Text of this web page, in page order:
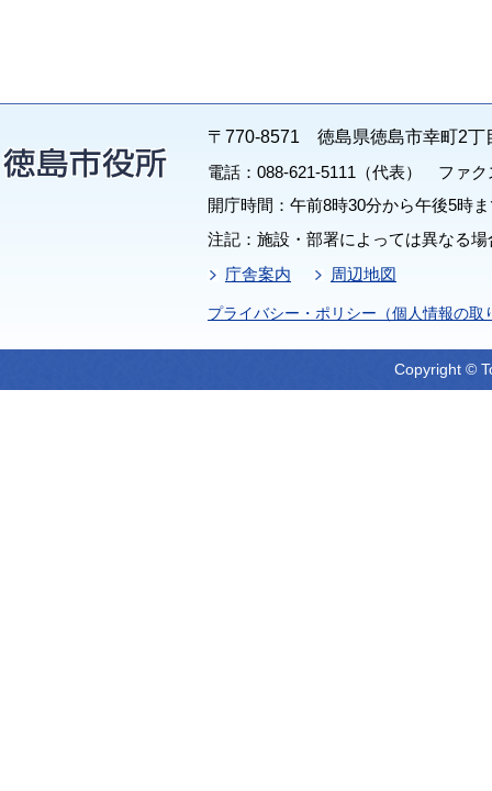
〒770-8571 徳島県徳島市幸町2丁
電話：088-621-5111（代表） ファク
開庁時間：午前8時30分から午後5時
注記：施設・部署によっては異なる
庁舎案内
周辺地図
プライバシー・ポリシー（個人情報の取
Copyright ©